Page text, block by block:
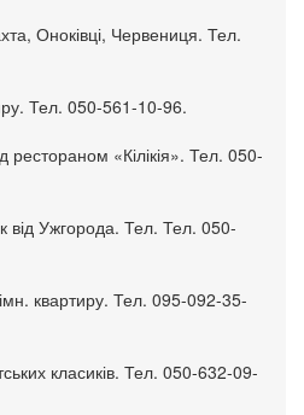
Оноківці, Червениця. Тел.
Тел. 050-561-10-96.
«Кілікія». Тел. 050-
від Ужгорода. Тел. Тел. 050-
квартиру. Тел. 095-092-35-
класиків. Тел. 050-632-09-